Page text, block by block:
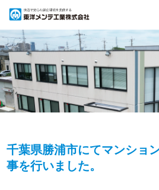
千葉県勝浦市にてマンショ
事を行いました。